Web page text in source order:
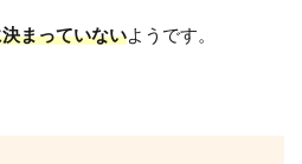
まっていないようです。